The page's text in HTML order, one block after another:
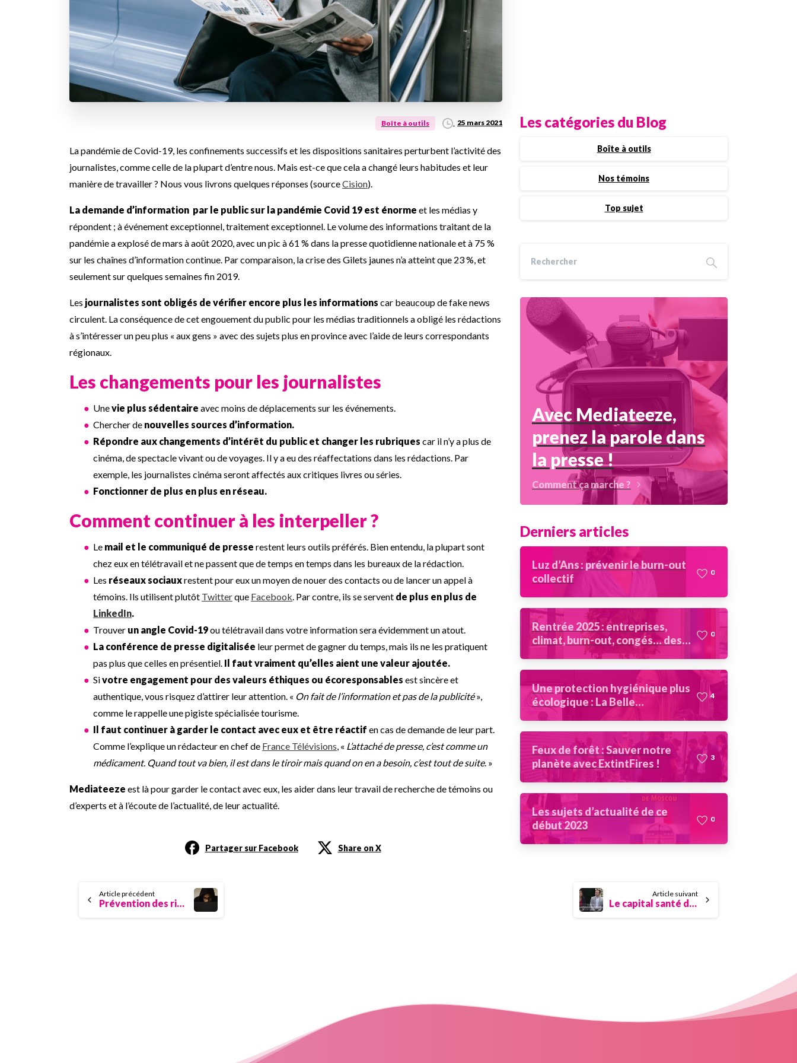
Boîte à outils 25 mars 2021
La pandémie de Covid-19, les confinements successifs et les dispositions sanitaires perturbent l’activité des
journalistes, comme celle de la plupart d’entre nous. Mais est-ce que cela a changé leurs habitudes et leur
manière de travailler ? Nous vous livrons quelques réponses (sourceCision).
La demande d’information par le public sur la pandémie Covid 19 est énorme et les médias y
répondent ; à événement exceptionnel, traitement exceptionnel. Le volume des informations traitant de la
pandémie a explosé de mars à août 2020, avec un pic à 61 % dans la presse quotidienne nationale et à 75 %
sur les chaînes d’information continue. Par comparaison, la crise des Gilets jaunes n’a atteint que 23 %, et
seulement sur quelques semaines fin 2019.
Les journalistes sont obligés de vérifier encore plus les informations car beaucoup de fake news
circulent. La conséquence de cet engouement du public pour les médias traditionnels a obligé les rédactions
à s’intéresser un peu plus « aux gens » avec des sujets plus en province avec l’aide de leurs correspondants
régionaux.
Les changements pour les journalistes
Unevie plus sédentaire avec moins de déplacements sur les événements.
Chercher de nouvelles sources d’information.
Répondre aux changements d’intérêt du public et changer les rubriques car il n’y a plus de
cinéma, de spectacle vivant ou de voyages. Il y a eu des réaffectations dans les rédactions. Par
exemple, les journalistes cinéma seront affectés aux critiques livres ou séries.
Fonctionner de plus en plus en réseau.
Comment continuer à les interpeller ?
Le mail et le communiqué de presse restent leurs outils préférés. Bien entendu, la plupart sont
chez eux en télétravail et ne passent que de temps en temps dans les bureaux de la rédaction.
Les réseaux sociauxrestent pour eux un moyen de nouer des contacts ou de lancer un appel à
témoins. Ils utilisent plutôt Twitterque Facebook. Par contre, ils se servent de plus en plus de
LinkedIn.
Trouver un angle Covid-19ou télétravail dans votre information sera évidemment un atout.
La conférence de presse digitalisée leur permet de gagner du temps, mais ils ne les pratiquent
pas plus que celles en présentiel. Il faut vraiment qu’elles aient une valeur ajoutée.
Sivotre engagement pour des valeurs éthiques ou écoresponsables est sincère et
authentique, vous risquez d’attirer leur attention. « On fait de l’information et pas de la publicité»,
comme le rappelle une pigiste spécialisée tourisme.
Il faut continuer à garder le contact avec eux et être réactif en cas de demande de leur part.
Comme l’explique un rédacteur en chef de France Télévisions, « L’attaché de presse, c’est comme un
médicament. Quand tout va bien, il est dans le tiroir mais quand on en a besoin, c’est tout de suite. »
Mediateeze est là pour garder le contact avec eux, les aider dans leur travail de recherche de témoins ou
d’experts et à l’écoute de l’actualité, de leur actualité.
Partager sur Facebook Share on X
Les catégories du Blog
Boîte à outils
Nos témoins
Top sujet
Avec Mediateeze,
prenez la parole dans
la presse !
Comment ça marche ?
Derniers articles
Luz d’Ans : prévenir le burn-out
collectif
0
Rentrée 2025 : entreprises,
climat, burn-out, congés… des
récits à partager
0
Une protection hygiénique plus
écologique : La Belle
Absorbante
4
Feux de forêt : Sauver notre
planète avec ExtintFires !
3
Les sujets d’actualité de ce
début 2023
0
Continue
Article précédent
Prévention des risques de radicalisation et terrorisme en entreprise.
Article suivant
Le capital santé des dirigeants avec Rezlaine Zaher